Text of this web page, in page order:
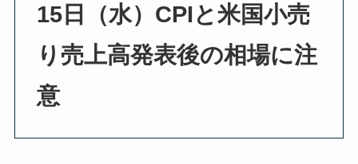
15日（水）CPIと米国小売
り売上高発表後の相場に注
意